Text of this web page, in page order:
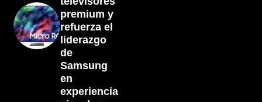
premium y
refuerza el
liderazgo
de
Samsung
en
experiencia